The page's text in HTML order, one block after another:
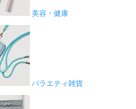
美容・健康
バラエティ雑貨